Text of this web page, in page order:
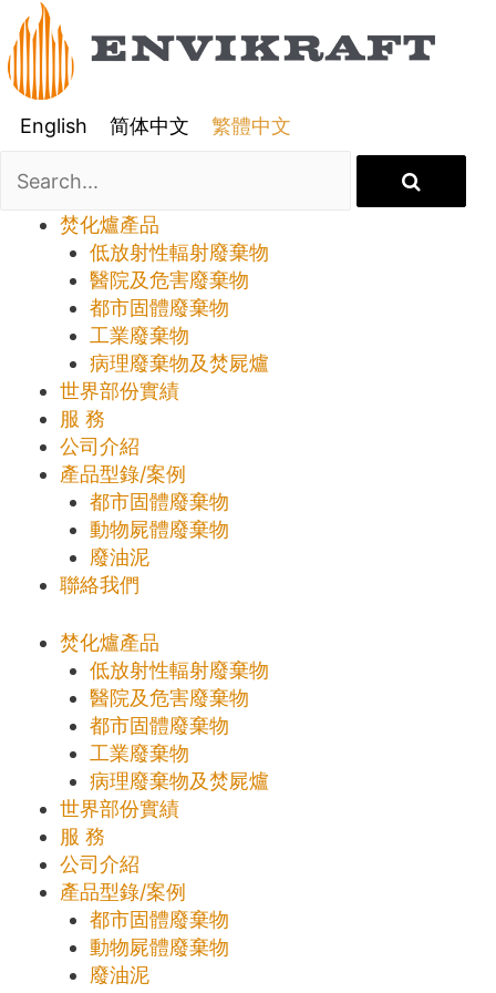
English 简体中文 繁體中文
焚化爐產品
低放射性輻射廢棄物
醫院及危害廢棄物
都市固體廢棄物
工業廢棄物
病理廢棄物及焚屍爐
世界部份實績
服 務
公司介紹
產品型錄/案例
都市固體廢棄物
動物屍體廢棄物
廢油泥
聯絡我們
焚化爐產品
低放射性輻射廢棄物
醫院及危害廢棄物
都市固體廢棄物
工業廢棄物
病理廢棄物及焚屍爐
世界部份實績
服 務
公司介紹
產品型錄/案例
都市固體廢棄物
動物屍體廢棄物
廢油泥